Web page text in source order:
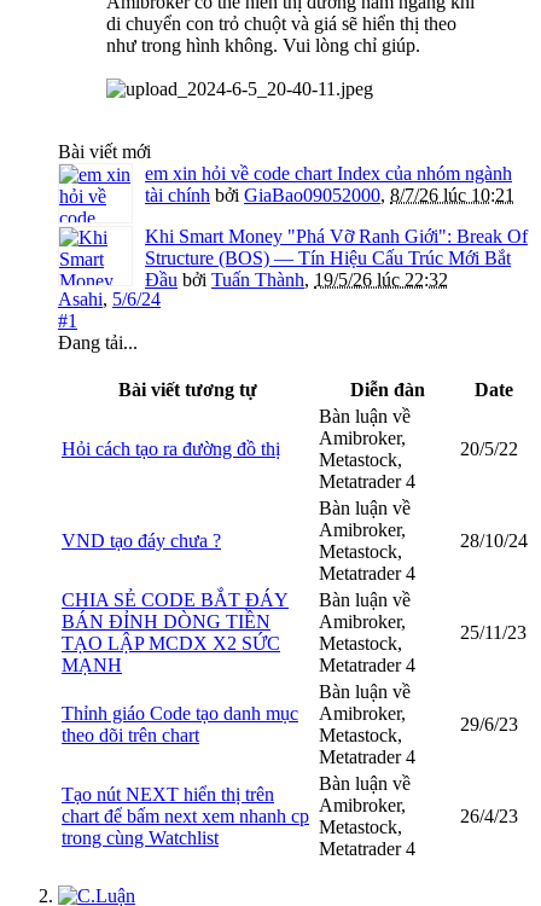
di chuyển con trỏ chuột và giá sẽ hiển thị theo
như trong hình không. Vui lòng chỉ giúp.
Bài viết mới
em xin hỏi về code chart Index của nhóm ngành
tài chính bởi GiaBao09052000, 8/7/26 lúc 10:21
Khi Smart Money "Phá Vỡ Ranh Giới": Break Of
Structure (BOS) — Tín Hiệu Cấu Trúc Mới Bắt
Đầu bởi Tuấn Thành, 19/5/26 lúc 22:32
Asahi, 5/6/24
#1
Đang tải...
Bài viết tương tự Diễn đàn Date
Hỏi cách tạo ra đường đồ thị
Bàn luận về
Amibroker,
Metastock,
Metatrader 4
20/5/22
VND tạo đáy chưa ?
Bàn luận về
Amibroker,
Metastock,
Metatrader 4
28/10/24
CHIA SẺ CODE BẮT ĐÁY
BÁN ĐỈNH DÒNG TIỀN
TẠO LẬP MCDX X2 SỨC
MẠNH
Bàn luận về
Amibroker,
Metastock,
Metatrader 4
25/11/23
Thỉnh giáo Code tạo danh mục
theo dõi trên chart
Bàn luận về
Amibroker,
Metastock,
Metatrader 4
29/6/23
Tạo nút NEXT hiển thị trên
chart để bấm next xem nhanh cp
trong cùng Watchlist
Bàn luận về
Amibroker,
Metastock,
Metatrader 4
26/4/23